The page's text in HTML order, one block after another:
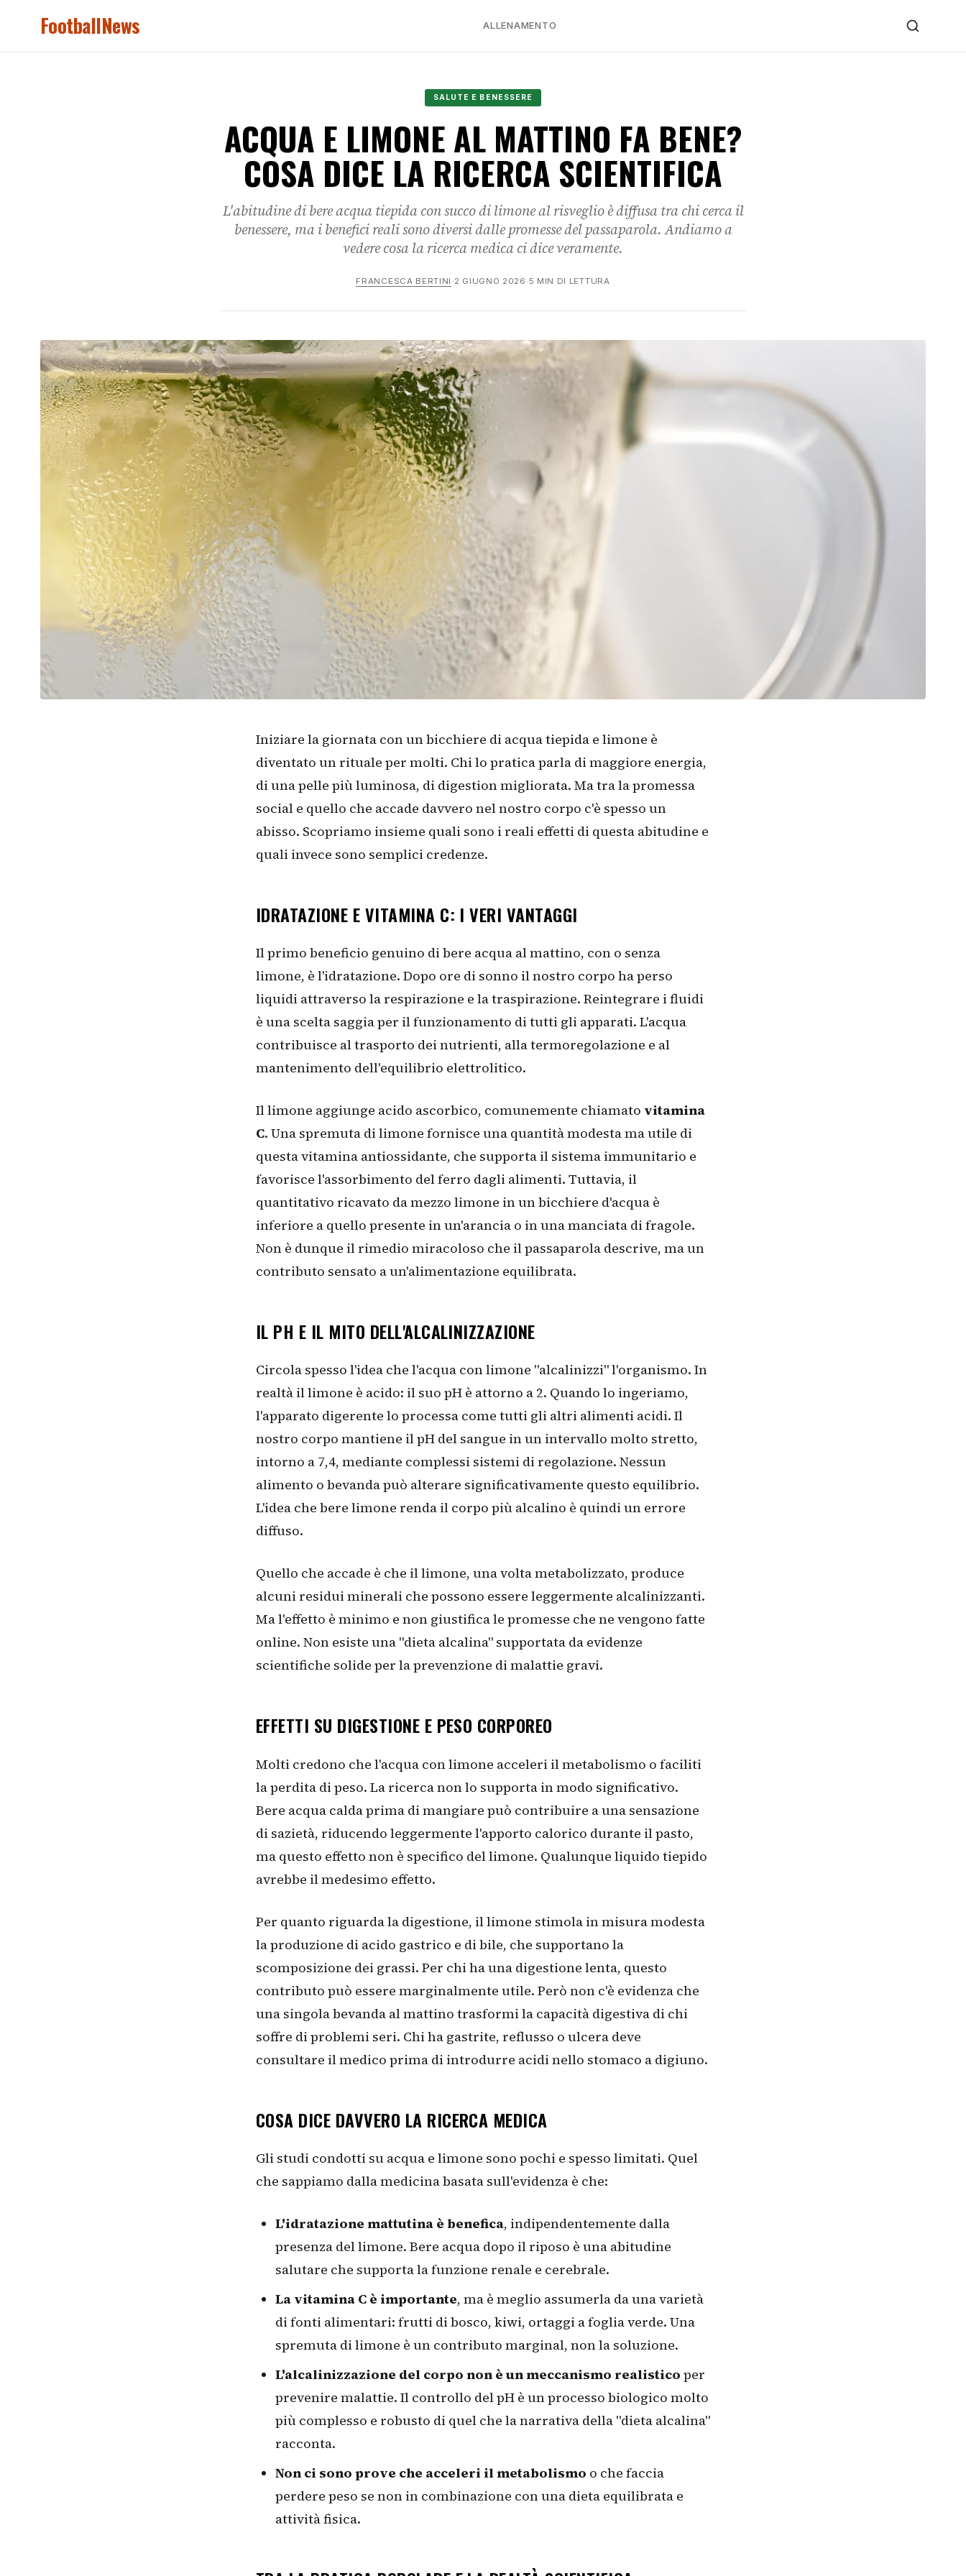
FootballNews ALLENAMENTO
SALUTE E BENESSERE
ACQUA E LIMONE AL MATTINO FA BENE?
COSA DICE LA RICERCA SCIENTIFICA
L'abitudine di bere acqua tiepida con succo di limone al risveglio è diffusa tra chi cerca il
benessere, ma i benefici reali sono diversi dalle promesse del passaparola. Andiamo a
vedere cosa la ricerca medica ci dice veramente.
FRANCESCA BERTINI · 2 GIUGNO 2026 ·5 MIN DI LETTURA
Iniziare la giornata con un bicchiere di acqua tiepida e limone è
diventato un rituale per molti. Chi lo pratica parla di maggiore energia,
di una pelle più luminosa, di digestion migliorata. Ma tra la promessa
social e quello che accade davvero nel nostro corpo c'è spesso un
abisso. Scopriamo insieme quali sono i reali effetti di questa abitudine e
quali invece sono semplici credenze.
IDRATAZIONE E VITAMINA C: I VERI VANTAGGI
Il primo beneficio genuino di bere acqua al mattino, con o senza
limone, è l'idratazione. Dopo ore di sonno il nostro corpo ha perso
liquidi attraverso la respirazione e la traspirazione. Reintegrare i fluidi
è una scelta saggia per il funzionamento di tutti gli apparati. L'acqua
contribuisce al trasporto dei nutrienti, alla termoregolazione e al
mantenimento dell'equilibrio elettrolitico.
Il limone aggiunge acido ascorbico, comunemente chiamato vitamina
C. Una spremuta di limone fornisce una quantità modesta ma utile di
questa vitamina antiossidante, che supporta il sistema immunitario e
favorisce l'assorbimento del ferro dagli alimenti. Tuttavia, il
quantitativo ricavato da mezzo limone in un bicchiere d'acqua è
inferiore a quello presente in un'arancia o in una manciata di fragole.
Non è dunque il rimedio miracoloso che il passaparola descrive, ma un
contributo sensato a un'alimentazione equilibrata.
IL PH E IL MITO DELL'ALCALINIZZAZIONE
Circola spesso l'idea che l'acqua con limone "alcalinizzi" l'organismo. In
realtà il limone è acido: il suo pH è attorno a 2. Quando lo ingeriamo,
l'apparato digerente lo processa come tutti gli altri alimenti acidi. Il
nostro corpo mantiene il pH del sangue in un intervallo molto stretto,
intorno a 7,4, mediante complessi sistemi di regolazione. Nessun
alimento o bevanda può alterare significativamente questo equilibrio.
L'idea che bere limone renda il corpo più alcalino è quindi un errore
diffuso.
Quello che accade è che il limone, una volta metabolizzato, produce
alcuni residui minerali che possono essere leggermente alcalinizzanti.
Ma l'effetto è minimo e non giustifica le promesse che ne vengono fatte
online. Non esiste una "dieta alcalina" supportata da evidenze
scientifiche solide per la prevenzione di malattie gravi.
EFFETTI SU DIGESTIONE E PESO CORPOREO
Molti credono che l'acqua con limone acceleri il metabolismo o faciliti
la perdita di peso. La ricerca non lo supporta in modo significativo.
Bere acqua calda prima di mangiare può contribuire a una sensazione
di sazietà, riducendo leggermente l'apporto calorico durante il pasto,
ma questo effetto non è specifico del limone. Qualunque liquido tiepido
avrebbe il medesimo effetto.
Per quanto riguarda la digestione, il limone stimola in misura modesta
la produzione di acido gastrico e di bile, che supportano la
scomposizione dei grassi. Per chi ha una digestione lenta, questo
contributo può essere marginalmente utile. Però non c'è evidenza che
una singola bevanda al mattino trasformi la capacità digestiva di chi
soffre di problemi seri. Chi ha gastrite, reflusso o ulcera deve
consultare il medico prima di introdurre acidi nello stomaco a digiuno.
COSA DICE DAVVERO LA RICERCA MEDICA
Gli studi condotti su acqua e limone sono pochi e spesso limitati. Quel
che sappiamo dalla medicina basata sull'evidenza è che:
L'idratazione mattutina è benefica, indipendentemente dalla
presenza del limone. Bere acqua dopo il riposo è una abitudine
salutare che supporta la funzione renale e cerebrale.
La vitamina C è importante, ma è meglio assumerla da una varietà
di fonti alimentari: frutti di bosco, kiwi, ortaggi a foglia verde. Una
spremuta di limone è un contributo marginal, non la soluzione.
L'alcalinizzazione del corpo non è un meccanismo realistico per
prevenire malattie. Il controllo del pH è un processo biologico molto
più complesso e robusto di quel che la narrativa della "dieta alcalina"
racconta.
Non ci sono prove che acceleri il metabolismo o che faccia
perdere peso se non in combinazione con una dieta equilibrata e
attività fisica.